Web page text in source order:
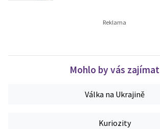
Mohlo by vás zajímat
Válka na Ukrajině
Kuriozity